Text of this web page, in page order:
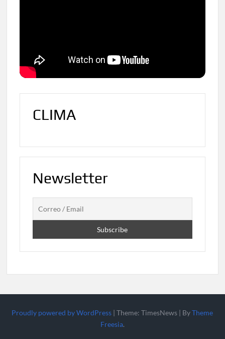
CLIMA
Newsletter
Proudly powered by WordPress |Theme: TimesNews | ByTheme
Freesia.